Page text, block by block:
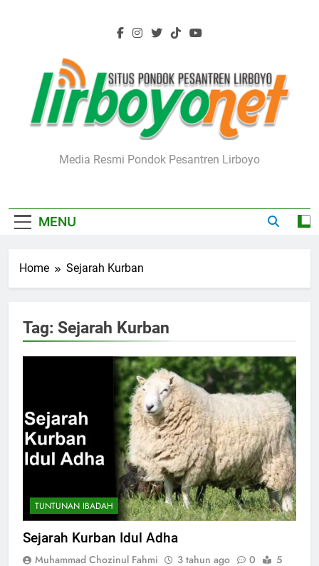
Lirboyo.net
Media Resmi Pondok Pesantren Lirboyo
MENU
Home Sejarah Kurban
Tag: Sejarah Kurban
TUNTUNAN IBADAH
Sejarah Kurban Idul Adha
Muhammad Chozinul Fahmi 3 tahun ago 0
5